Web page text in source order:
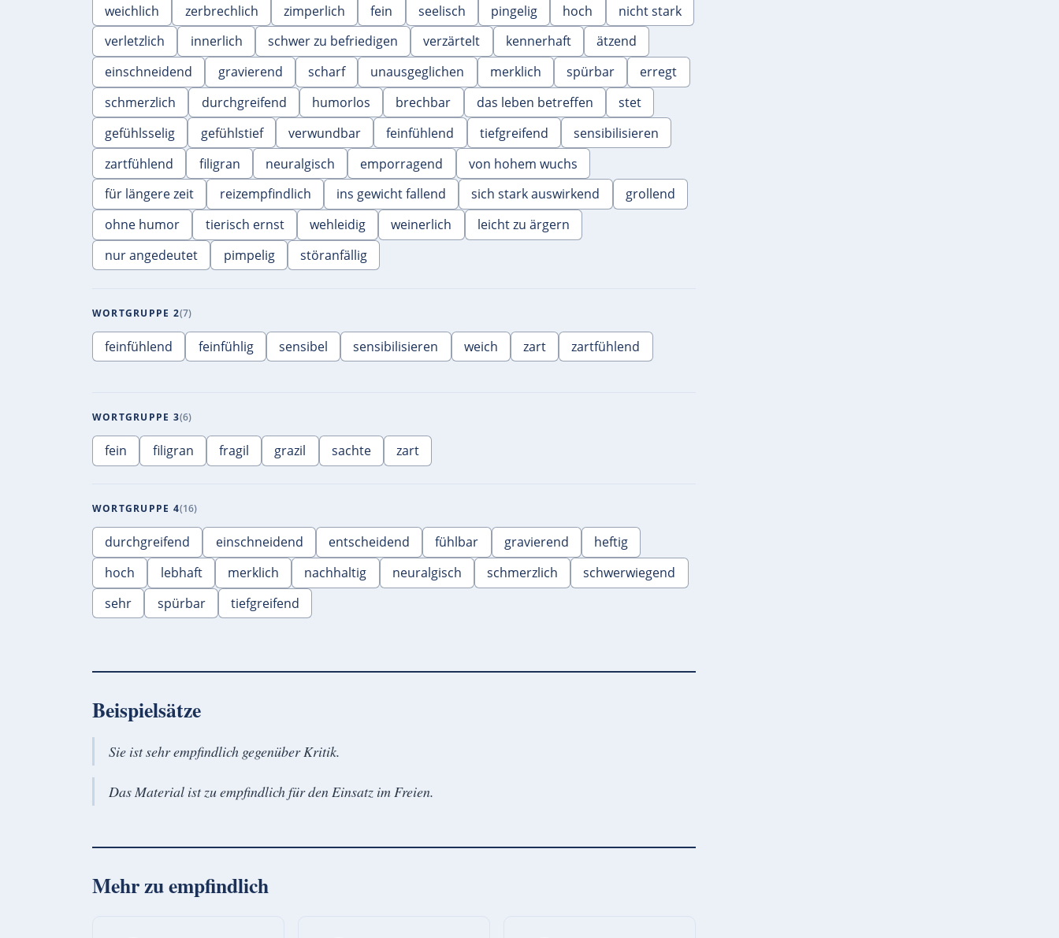
weichlich
zerbrechlich zimperlich fein seelisch pingelig hoch
nicht stark
verletzlich
innerlich schwer zu befriedigen verzärtelt kennerhaft
ätzend
einschneidend
gravierend scharf unausgeglichen merklich spürbar
erregt
schmerzlich
durchgreifend humorlos brechbar das leben betreffen
stet
gefühlsselig
gefühlstief verwundbar feinfühlend tiefgreifend
sensibilisieren
zartfühlend
filigran neuralgisch emporragend
von hohem wuchs
für längere zeit
reizempfindlich ins gewicht fallend sich stark auswirkend
grollend
ohne humor
tierisch ernst wehleidig weinerlich
leicht zu ärgern
nur angedeutet
pimpelig störanfällig
WORTGRUPPE 2 7
feinfühlend feinfühlig sensibel sensibilisieren weich zart zartfühlend
WORTGRUPPE 3 6
fein filigran fragil grazil sachte zart
WORTGRUPPE 4 16
durchgreifend einschneidend entscheidend fühlbar gravierend
heftig
hoch
lebhaft merklich nachhaltig neuralgisch schmerzlich
schwerwiegend
sehr
spürbar tiefgreifend
Beispielsätze
Sie ist sehr empfindlich gegenüber Kritik.
Das Material ist zu empfindlich für den Einsatz im Freien.
Mehr zuempfindlich